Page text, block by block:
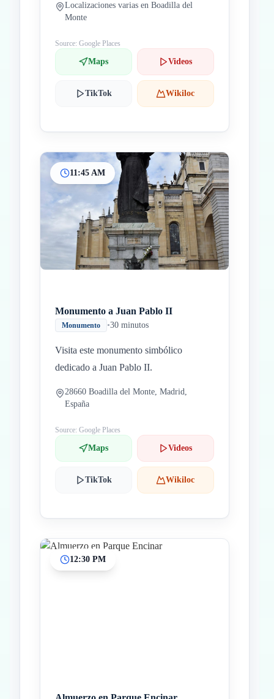
Localizaciones varias en Boadilla del
Monte
Source: Google Places
Maps Videos
TikTok Wikiloc
11:45 AM
Monumento a Juan Pablo II
Monumento •30 minutos
Visita este monumento simbólico
dedicado a Juan Pablo II.
28660 Boadilla del Monte, Madrid,
España
Source: Google Places
Maps Videos
TikTok Wikiloc
12:30 PM